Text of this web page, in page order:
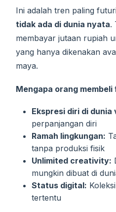
Ini adalah tren paling
tidak ada di dunia nyata.
membayar jutaan rupiah
yang hanya dikenakan
maya.
Mengapa orang
Ekspresi diri di dunia
perpanjangan diri
Ramah lingkungan:
tanpa produksi fisik
Unlimited creativity:
mungkin dibuat di
Status digital:
tertentu